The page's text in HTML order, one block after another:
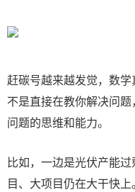
赶碳号越来越发觉，数
不是直接在教你解决问
问题的思维和能力。
比如，一边是光伏产能
目、大项目仍在大干快